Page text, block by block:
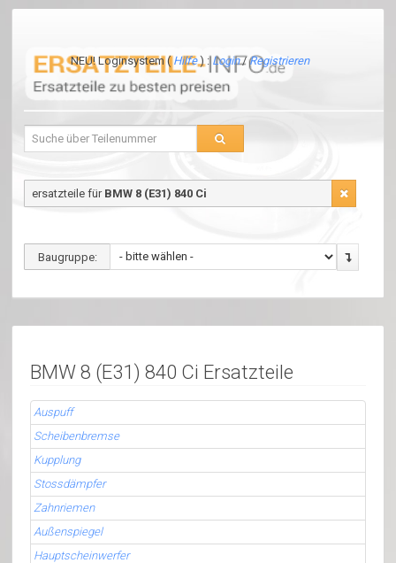
NEU! Loginsystem (Hilfe) :Login/Registrieren
ersatzteile für BMW 8 (E31) 840 Ci
Baugruppe:
BMW 8 (E31) 840 Ci Ersatzteile
Auspuff
Scheibenbremse
Kupplung
Stossdämpfer
Zahnriemen
Außenspiegel
Hauptscheinwerfer